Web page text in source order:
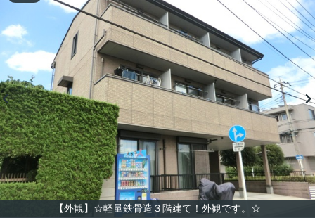
【外観】☆軽量鉄骨造３階建て！外観です。☆